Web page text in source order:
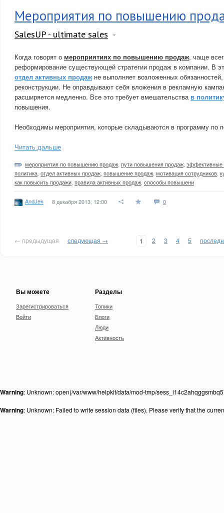
Мероприятия по повышению
SalesUP - ultimate sales
Когда говорят о мероприятиях по повышению продаж, чаще
реформирование существующей стратегии продаж в компании. В
отдел активных продаж не выполняет возложенных
реконструкции. Не оправдывают себя вложения в рекламную
расширяется медленно. Все это требует вмешательства в
повышения.
Необходимы мероприятия, которые складываются в программу по
Читать дальше
мероприятия по повышению продаж пути повышения продаж
политика отдел активных продаж повышение продаж мотивация сотрудников
как повысить продажи правила активных продаж способы повышени
AndJek 8 декабря 2013, 12:00 0
← предыдущая следующая → 1 2 3 4 5
Вы можете
Зарегистрироваться
Войти
Разделы
Топики
Блоги
Люди
Активность
Warning: Unknown: open(/var/www/helpkit/data/mod-tmp/
Warning: Unknown: Failed to write session data (files). Please verify that the